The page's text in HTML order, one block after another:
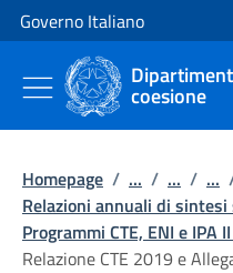
Vai al contenuto
Vai alla navigazione del sito
Governo Italiano
coesione
Homepage / ... / ... / ...
Relazioni annuali di
Programmi CTE, ENI e IPA
Relazione CTE 2019 e